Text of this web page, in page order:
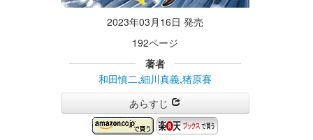
2023年03月16日 発売
192ページ
著者
和田慎二,細川真義,猪原賽
あらすじ